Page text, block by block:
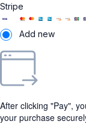
Stripe
Add new
After clicking "Pay",
your purchase